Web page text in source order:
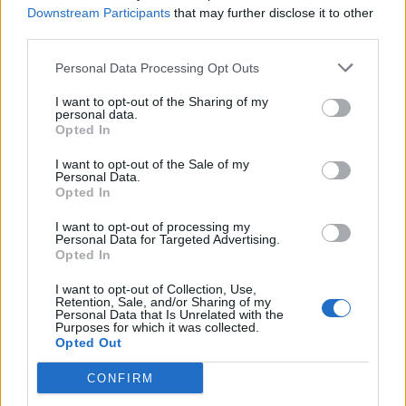
Downstream Participants that may further disclose it to other
Personal Data Processing Opt Outs
I want to opt-out of the Sharing of my
personal data.
Opted In
I want to opt-out of the Sale of my
Personal Data.
Opted In
I want to opt-out of processing my
Personal Data for Targeted Advertising.
Opted In
I want to opt-out of Collection, Use,
Retention, Sale, and/or Sharing of my
Personal Data that Is Unrelated with the
Purposes for which it was collected.
Opted Out
CONFIRM
Vsi dogodki →
Najbolj brano
Pretep v gostinskem lokalu v Velenju: 46-letnik
(VIDEO) "Mislil sem, da je konec": Lastnik
velenjske picerije o padcu s padalom na
Hrvaškem
Korošico po pristanku
Na Šaleški cesti v Velenju občanka poškodovala
Prijava pogrešanja razkrila tragedijo: V hiši našli
mrtvega 76-letnika
Osmrtnice